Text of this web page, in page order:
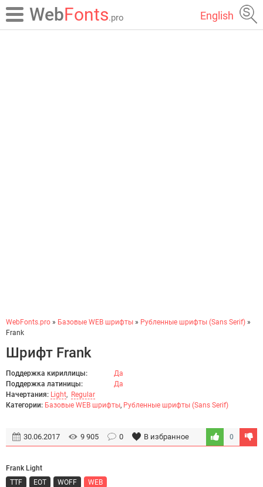
WebFonts.pro English
WebFonts.pro » Базовые WEB шрифты » Рубленные шрифты (Sans Serif) »
Frank
Шрифт Frank
Поддержка кириллицы:
Да
Поддержка латиницы:
Да
Начертания: Light, Regular
Категории: Базовые WEB шрифты, Рубленные шрифты (Sans Serif)
30.06.2017 9 905 0 В избранное 0
Frank Light
TTF
EOT WOFF WEB